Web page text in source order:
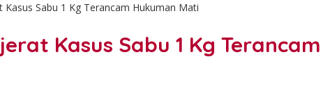
Sabu 1 Kg Terancam Hukuman Mati
Kasus Sabu 1 Kg